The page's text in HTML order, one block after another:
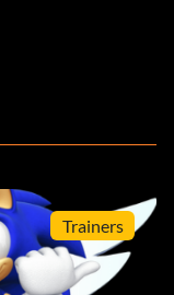
Trainers